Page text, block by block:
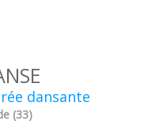
dansante
(33)